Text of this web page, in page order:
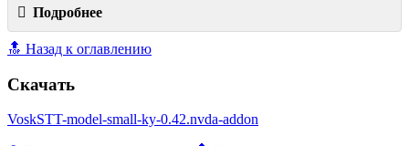
Подробнее
🔝 Назад к оглавлению
Скачать
VoskSTT-model-small-ky-0.42.nvda-addon